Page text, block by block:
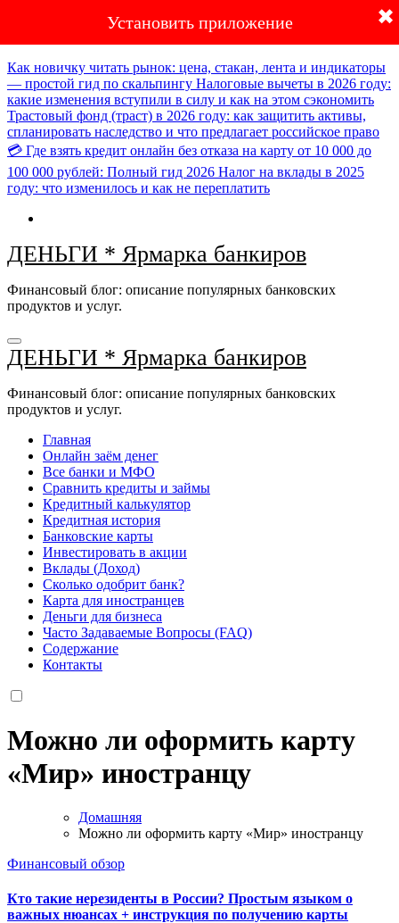
Как новичку читать рынок: цена, стакан, лента и индикаторы
— простой гид по скальпингу Налоговые вычеты в 2026 году:
какие изменения вступили в силу и как на этом сэкономить
Трастовый фонд (траст) в 2026 году: как защитить активы,
спланировать наследство и что предлагает российское право
💳 Где взять кредит онлайн без отказа на карту от 10 000 до
100 000 рублей: Полный гид 2026 Налог на вклады в 2025
году: что изменилось и как не переплатить
ДЕНЬГИ * Ярмарка банкиров
Финансовый блог: описание популярных банковских
продуктов и услуг.
ДЕНЬГИ * Ярмарка банкиров
Финансовый блог: описание популярных банковских
продуктов и услуг.
Главная
Онлайн заём денег
Все банки и МФО
Сравнить кредиты и займы
Кредитный калькулятор
Кредитная история
Банковские карты
Инвестировать в акции
Вклады (Доход)
Сколько одобрит банк?
Карта для иностранцев
Деньги для бизнеса
Часто Задаваемые Вопросы (FAQ)
Содержание
Контакты
Можно ли оформить карту
«Мир» иностранцу
Домашняя
Можно ли оформить карту «Мир» иностранцу
Финансовый обзор
Кто такие нерезиденты в России? Простым языком о
важных нюансах + инструкция по получению карты
Установить приложение ✖